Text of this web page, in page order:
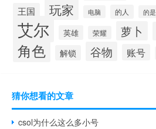
王国 玩家 电脑 的人 的是
艾尔 英雄 荣耀 萝卜
角色 解锁 谷物 账号
猜你想看的文章
csol为什么这么多小号